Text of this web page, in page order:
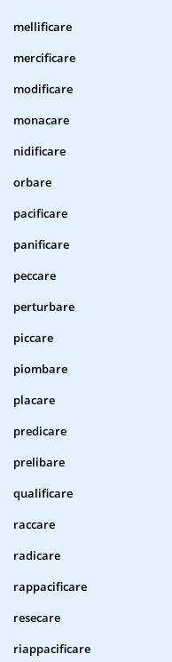
mellificare
mercificare
modificare
monacare
nidificare
orbare
pacificare
panificare
peccare
perturbare
piccare
piombare
placare
predicare
prelibare
qualificare
raccare
radicare
rappacificare
resecare
riappacificare